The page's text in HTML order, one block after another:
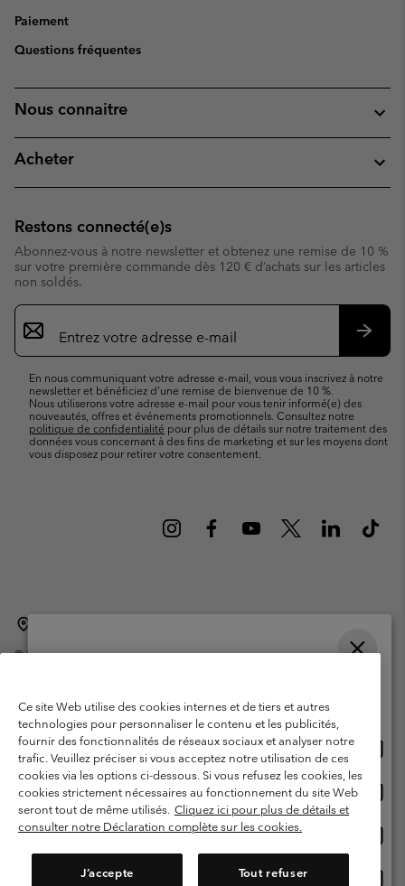
Paiement
Questions fréquentes
Nous connaitre
Acheter
Restons connecté(e)s
Abonnez-vous à notre newsletter et obtenez une remise de 10 %
sur votre première commande dès 120 € d’achats sur les articles
non soldés.
Inscription
par
e-
En nous communiquant votre adresse e-mail, vous vous inscrivez à notre
newsletter et bénéficiez d’une remise de bienvenue de 10 %.
Nous utiliserons votre adresse e-mail pour vous tenir informé(e) des
nouveautés, offres et événements promotionnels. Consultez notre
politique de confidentialité pour plus de détails sur notre traitement des
données vous concernant à des fins de marketing et sur les moyens dont
vous disposez pour retirer votre consentement.
©2026Columbia Sportswear International Sarl. Avenue des Morgines, 12
Garanties Légales
Politique de confidentialité
Conditions d'utilisation - Membres
Conditions D'utilisation - Contenu généré par l'utilisateur
Impressum
Cookies
Service client: Lun - sam de 9h à 13h et de 14h à 18h
Achats en ligne disponibles
United States
ligne
Belgium-English
ligne
Belgium-Français
ligne
Belgium-Dutch
Ce site Web utilise des cookies internes et de tiers et autres
technologies pour personnaliser le contenu et les publicités,
fournir des fonctionnalités de réseaux sociaux et analyser notre
trafic. Veuillez préciser si vous acceptez notre utilisation de ces
cookies via les options ci-dessous. Si vous refusez les cookies, les
cookies strictement nécessaires au fonctionnement du site Web
seront tout de même utilisés. Cliquez ici pour plus de détails et
consulter notre Déclaration complète sur les cookies.
J’accepte Tout refuser